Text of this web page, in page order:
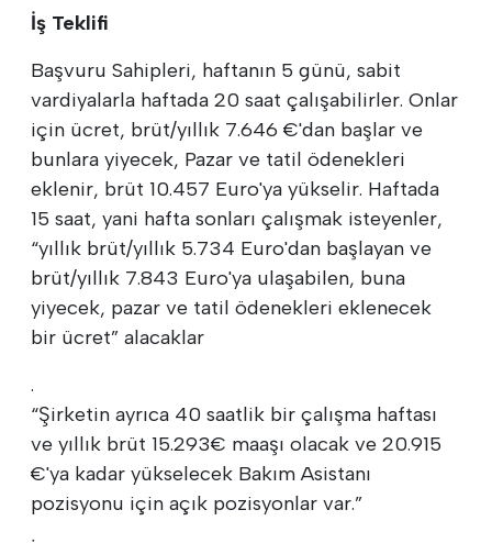
İş Teklifi
Başvuru Sahipleri, haftanın 5 günü, sabit
vardiyalarla haftada 20 saat çalışabilirler. Onlar
için ücret, brüt/yıllık 7.646 €'dan başlar ve
bunlara yiyecek, Pazar ve tatil ödenekleri
eklenir, brüt 10.457 Euro'ya yükselir. Haftada
15 saat, yani hafta sonları çalışmak isteyenler,
“yıllık brüt/yıllık 5.734 Euro'dan başlayan ve
brüt/yıllık 7.843 Euro'ya ulaşabilen, buna
yiyecek, pazar ve tatil ödenekleri eklenecek
bir ücret” alacaklar
.
“Şirketin ayrıca 40 saatlik bir çalışma haftası
ve yıllık brüt 15.293€ maaşı olacak ve 20.915
€'ya kadar yükselecek Bakım Asistanı
pozisyonu için açık pozisyonlar var.”